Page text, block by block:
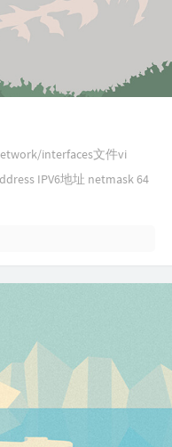
interfaces文件vi
IPV6地址 netmask 64